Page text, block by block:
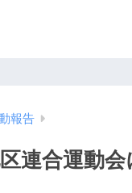
報告
連合運動会